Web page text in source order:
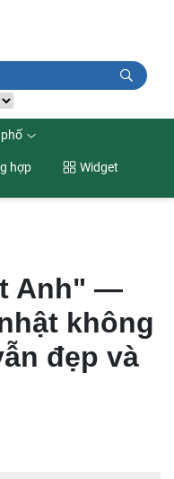
hợp Widget
Anh" —
không
đẹp và